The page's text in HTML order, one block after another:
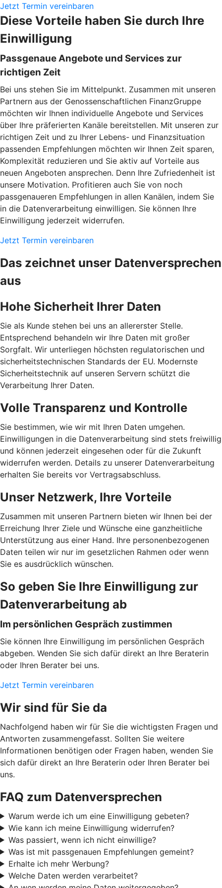
Jetzt Termin vereinbaren
Diese Vorteile haben Sie durch Ihre
Einwilligung
Passgenaue Angebote und Services zur
richtigen Zeit
Bei uns stehen Sie im Mittelpunkt. Zusammen mit unseren
Partnern aus der Genossenschaftlichen FinanzGruppe
möchten wir Ihnen individuelle Angebote und Services
über Ihre präferierten Kanäle bereitstellen. Mit unseren zur
richtigen Zeit und zu Ihrer Lebens- und Finanzsituation
passenden Empfehlungen möchten wir Ihnen Zeit sparen,
Komplexität reduzieren und Sie aktiv auf Vorteile aus
neuen Angeboten ansprechen. Denn Ihre Zufriedenheit ist
unsere Motivation. Profitieren auch Sie von noch
passgenaueren Empfehlungen in allen Kanälen, indem Sie
in die Datenverarbeitung einwilligen. Sie können Ihre
Einwilligung jederzeit widerrufen.
Jetzt Termin vereinbaren
Das zeichnet unser Datenversprechen
aus
Hohe Sicherheit Ihrer Daten
Sie als Kunde stehen bei uns an allererster Stelle.
Entsprechend behandeln wir Ihre Daten mit großer
Sorgfalt. Wir unterliegen höchsten regulatorischen und
sicherheitstechnischen Standards der EU. Modernste
Sicherheitstechnik auf unseren Servern schützt die
Verarbeitung Ihrer Daten.
Volle Transparenz und Kontrolle
Sie bestimmen, wie wir mit Ihren Daten umgehen.
Einwilligungen in die Datenverarbeitung sind stets freiwillig
und können jederzeit eingesehen oder für die Zukunft
widerrufen werden. Details zu unserer Datenverarbeitung
erhalten Sie bereits vor Vertragsabschluss.
Unser Netzwerk, Ihre Vorteile
Zusammen mit unseren Partnern bieten wir Ihnen bei der
Erreichung Ihrer Ziele und Wünsche eine ganzheitliche
Unterstützung aus einer Hand. Ihre personenbezogenen
Daten teilen wir nur im gesetzlichen Rahmen oder wenn
Sie es ausdrücklich wünschen.
So geben Sie Ihre Einwilligung zur
Datenverarbeitung ab
Im persönlichen Gespräch zustimmen
Sie können Ihre Einwilligung im persönlichen Gespräch
abgeben. Wenden Sie sich dafür direkt an Ihre Beraterin
oder Ihren Berater bei uns.
Jetzt Termin vereinbaren
Wir sind für Sie da
Nachfolgend haben wir für Sie die wichtigsten Fragen und
Antworten zusammengefasst. Sollten Sie weitere
Informationen benötigen oder Fragen haben, wenden Sie
sich dafür direkt an Ihre Beraterin oder Ihren Berater bei
uns.
FAQ zum Datenversprechen
Warum werde ich um eine Einwilligung gebeten?
Wie kann ich meine Einwilligung widerrufen?
Was passiert, wenn ich nicht einwillige?
Was ist mit passgenauen Empfehlungen gemeint?
Erhalte ich mehr Werbung?
Welche Daten werden verarbeitet?